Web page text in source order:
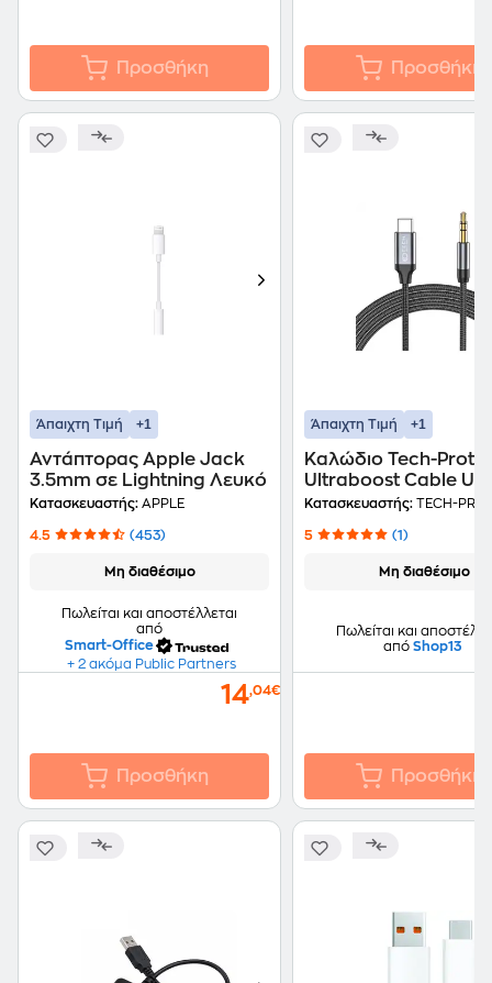
Προσθήκη Προσθήκη
Άπαιχτη Τιμή +1
Αντάπτορας Apple Jack
3.5mm σε Lightning Λευκό
Κατασκευαστής: APPLE
4.5 (453)
Μη διαθέσιμο
Πωλείται και αποστέλλεται
από
Smart-Office
+ 2 ακόμα Public Partners
14,04€
Προσθήκη
Άπαιχτη Τιμή +1
Καλώδιο Tech-
Ultraboost Cable
(male) Σε Aux Mini
Μαύρο
Κατασκευαστής: TECH-
5 (1)
Μη διαθέσιμο
Πωλείται και
από Shop13
Προσθήκη